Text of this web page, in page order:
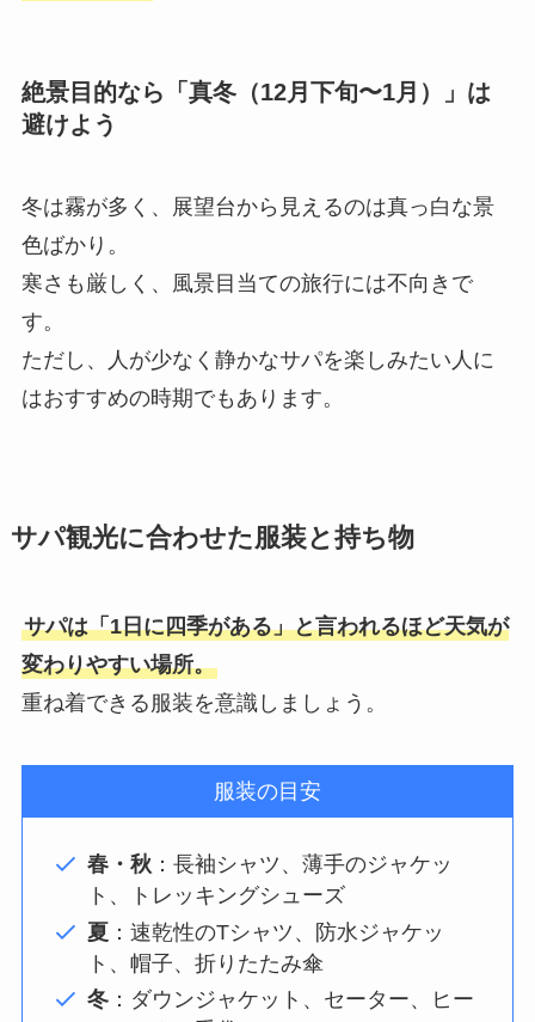
絶景目的なら「真冬（12月下旬〜1月）」は
避けよう
冬は霧が多く、展望台から見えるのは真っ白な景
色ばかり。
寒さも厳しく、風景目当ての旅行には不向きで
す。
ただし、人が少なく静かなサパを楽しみたい人に
はおすすめの時期でもあります。
サパ観光に合わせた服装と持ち物
サパは「1日に四季がある」と言われるほど天気が
変わりやすい場所。
重ね着できる服装を意識しましょう。
服装の目安
春・秋：長袖シャツ、薄手のジャケッ
ト、トレッキングシューズ
夏：速乾性のTシャツ、防水ジャケッ
ト、帽子、折りたたみ傘
冬：ダウンジャケット、セーター、ヒー